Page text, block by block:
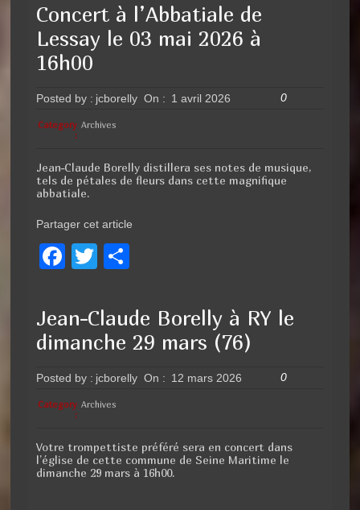
Concert à l’Abbatiale de
Lessay le 03 mai 2026 à
16h00
Posted by : jcborelly On : 1 avril 2026 0
Category
:
Archives
Jean-Claude Borelly distillera ses notes de musique,
tels de pétales de fleurs dans cette magnifique
abbatiale.
Partager cet article
F
c
e
b
o
o
k
T
tt
er
ta
g
er
Jean-Claude Borelly à RY le
dimanche 29 mars (76)
Posted by : jcborelly On : 12 mars 2026 0
Category
:
Archives
Votre trompettiste préféré sera en concert dans
l’église de cette commune de Seine Maritime le
dimanche 29 mars à 16h00.